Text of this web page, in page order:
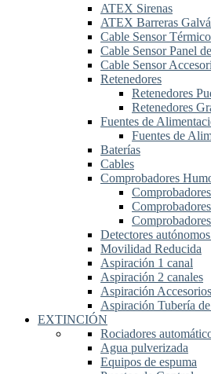
ATEX Sirenas
ATEX Barreras
Cable Sensor Térmico
Cable Sensor Panel
Cable Sensor
Retenedores
Retenedores
Retenedores
Fuentes de
Fuentes de
Baterías
Cables
Comprobadores
Detectores
Movilidad Reducida
Aspiración 1 canal
Aspiración 2 canales
Aspiración Accesorios
Aspiración Tubería
EXTINCIÓN
Rociadores
Agua pulverizada
Equipos de espuma